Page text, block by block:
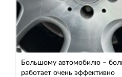
Большому автомобилю –
работает очень эффективно